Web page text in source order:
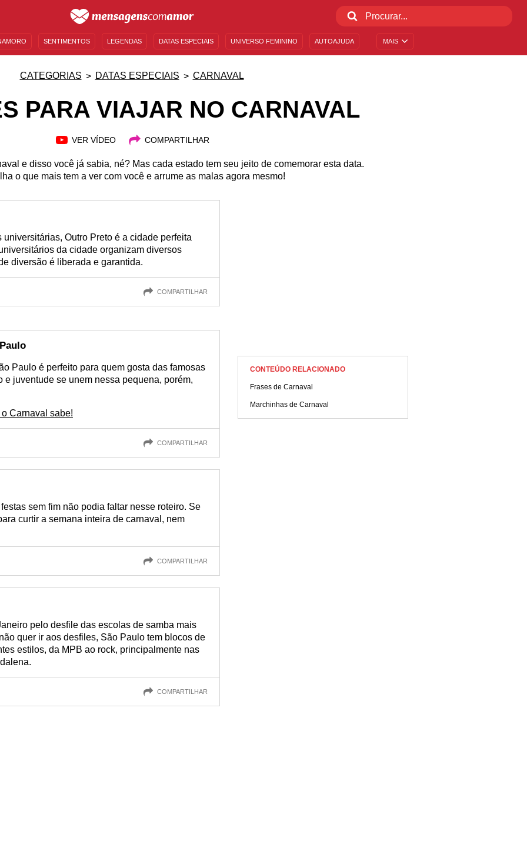
MAIS
SENTIMENTOS LEGENDAS DATAS ESPECIAIS UNIVERSO FEMININO AUTOAJUDA
CATEGORIAS DATAS ESPECIAIS CARNAVAL
PARA VIAJAR NO CARNAVAL
VER VÍDEO COMPARTILHAR
e disso você já sabia, né? Mas cada estado tem seu jeito de comemorar esta data.
o que mais tem a ver com você e arrume as malas agora mesmo!
Outro Preto é a cidade perfeita
da cidade organizam diversos
diversão é liberada e garantida.
COMPARTILHAR
Paulo é perfeito para quem gosta das famosas
e juventude se unem nessa pequena, porém,
Carnaval sabe!
COMPARTILHAR
sem fim não podia faltar nesse roteiro. Se
curtir a semana inteira de carnaval, nem
COMPARTILHAR
pelo desfile das escolas de samba mais
quer ir aos desfiles, São Paulo tem blocos de
estilos, da MPB ao rock, principalmente nas
COMPARTILHAR
CONTEÚDO RELACIONADO
Frases de Carnaval
Marchinhas de Carnaval